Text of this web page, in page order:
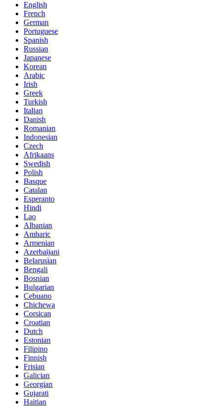
English
French
German
Portuguese
Spanish
Russian
Japanese
Korean
Arabic
Irish
Greek
Turkish
Italian
Danish
Romanian
Indonesian
Czech
Afrikaans
Swedish
Polish
Basque
Catalan
Esperanto
Hindi
Lao
Albanian
Amharic
Armenian
Azerbaijani
Belarusian
Bengali
Bosnian
Bulgarian
Cebuano
Chichewa
Corsican
Croatian
Dutch
Estonian
Filipino
Finnish
Frisian
Galician
Georgian
Gujarati
Haitian